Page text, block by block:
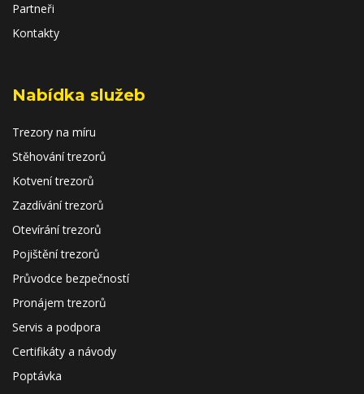
Partneři
Kontakty
Nabídka služeb
Trezory na míru
Stěhování trezorů
Kotvení trezorů
Zazdívání trezorů
Otevírání trezorů
Pojištění trezorů
Průvodce bezpečností
Pronájem trezorů
Servis a podpora
Certifikáty a návody
Poptávka